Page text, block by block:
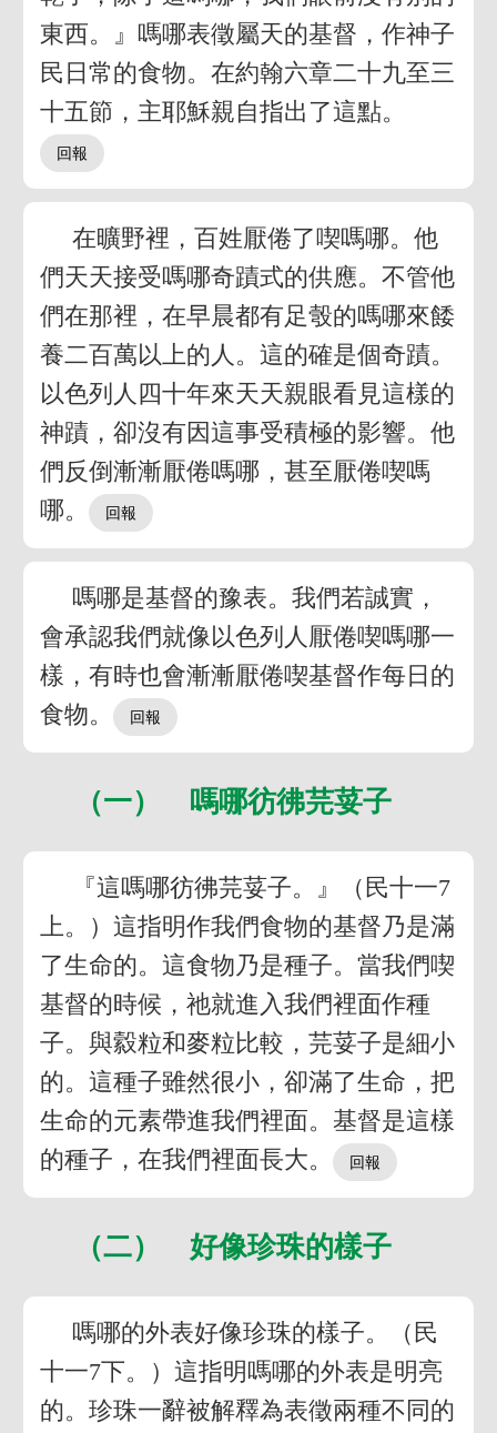
東西。』嗎哪表徵屬天的基督，作神子
民日常的食物。在約翰六章二十九至三
十五節，主耶穌親自指出了這點。
在曠野裡，百姓厭倦了喫嗎哪。他
們天天接受嗎哪奇蹟式的供應。不管他
們在那裡，在早晨都有足彀的嗎哪來餧
養二百萬以上的人。這的確是個奇蹟。
以色列人四十年來天天親眼看見這樣的
神蹟，卻沒有因這事受積極的影響。他
們反倒漸漸厭倦嗎哪，甚至厭倦喫嗎
哪。
嗎哪是基督的豫表。我們若誠實，
會承認我們就像以色列人厭倦喫嗎哪一
樣，有時也會漸漸厭倦喫基督作每日的
食物。
（一） 嗎哪彷彿芫荽子
『這嗎哪彷彿芫荽子。』（民十一7
上。）這指明作我們食物的基督乃是滿
了生命的。這食物乃是種子。當我們喫
基督的時候，祂就進入我們裡面作種
子。與縠粒和麥粒比較，芫荽子是細小
的。這種子雖然很小，卻滿了生命，把
生命的元素帶進我們裡面。基督是這樣
的種子，在我們裡面長大。
（二） 好像珍珠的樣子
嗎哪的外表好像珍珠的樣子。（民
十一7下。）這指明嗎哪的外表是明亮
的。珍珠一辭被解釋為表徵兩種不同的